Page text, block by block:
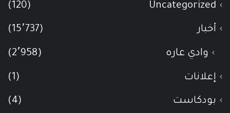
Uncategorized
(120)
أخبار (15٬737)
وادي عاره (2٬958)
إعلانات (1)
بودكاست (4)